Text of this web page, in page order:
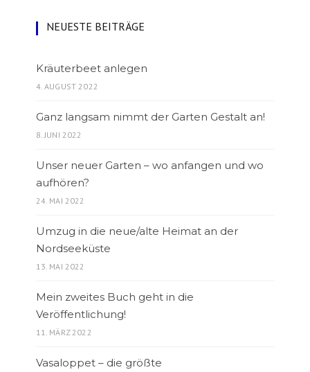
NEUESTE BEITRÄGE
Kräuterbeet anlegen
4. AUGUST 2022
Ganz langsam nimmt der Garten Gestalt an!
8. JUNI 2022
Unser neuer Garten – wo anfangen und wo
aufhören?
24. MAI 2022
Umzug in die neue/alte Heimat an der
Nordseeküste
13. MAI 2022
Mein zweites Buch geht in die
Veröffentlichung!
11. MÄRZ 2022
Vasaloppet – die größte